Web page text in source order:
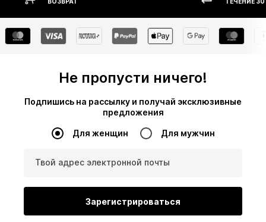
Не пропусти ничего!
Подпишись на рассылку и получай эксклюзивные
предложения
Для женщин Для мужчин
Твой адрес электронной почты
Зарегистрироваться